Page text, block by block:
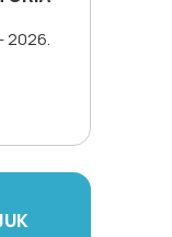
2026.